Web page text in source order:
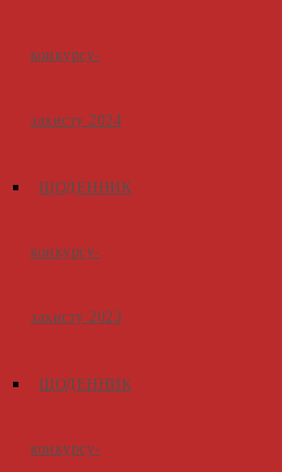
конкурсу-
захисту 2024
ЩОДЕННИК
конкурсу-
захисту 2023
ЩОДЕННИК
конкурсу-